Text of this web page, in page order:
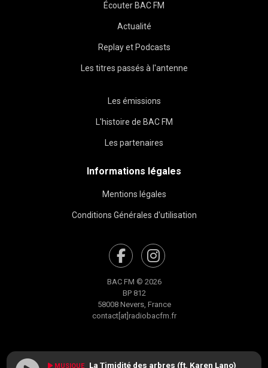
Écouter BAC FM
Actualité
Replay et Podcasts
Les titres passés à l'antenne
Les émissions
L'histoire de BAC FM
Les partenaires
Informations légales
Mentions légales
Conditions Générales d'utilisation
BAC FM © 2026
BP 812
58008 Nevers, France
contact[at]radiobacfm.fr
MUSIQUE La Timidité des arbres (ft. Karen Lano)